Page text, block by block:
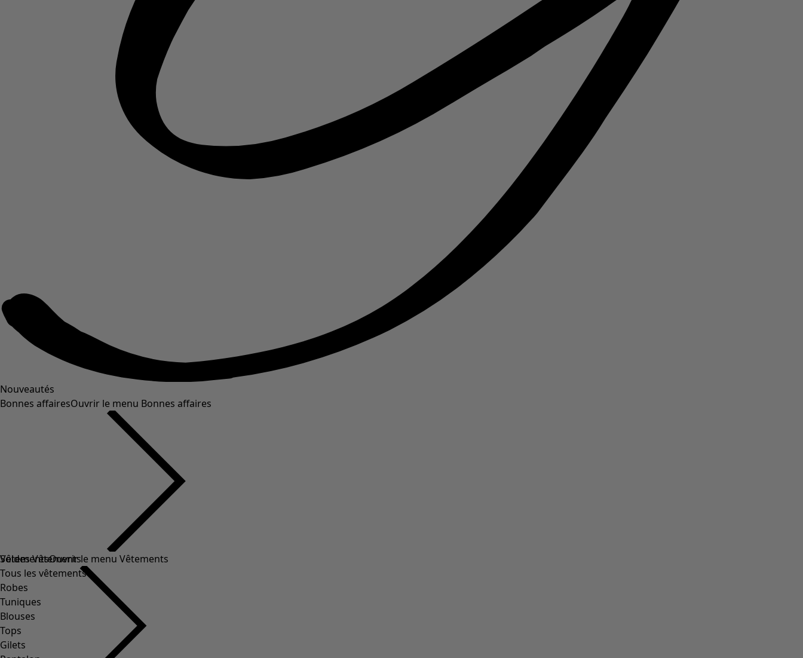
Nouveautés
Bonnes affairesOuvrir le menu Bonnes affaires
Soldes Vêtements
Tous les vêtements
Robes
Tuniques
Blouses
Tops
Gilets
VêtementsOuvrir le menu Vêtements